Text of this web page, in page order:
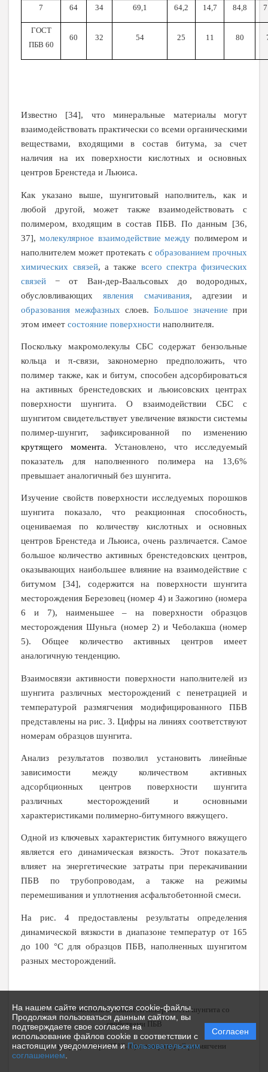
На нашем сайте используются cookie-файлы.
Продолжая пользоваться данным сайтом, вы
подтверждаете свое согласие на
использование файлов cookie в соответствии с
настоящим уведомлением иПользовательским
соглашением
Согласен
7 64 34 69,1 64,2 14,7 84,8
ГОСТ
ПБВ 60
60 32 54 25 11 80
Известно [34], что минеральные материалы могут
взаимодействовать практически со всеми органическими
веществами, входящими в состав битума, за счет
наличия на их поверхности кислотных и основных
центров Бренстеда и Льюиса.
Как указано выше, шунгитовый наполнитель, как и
любой другой, может также взаимодействовать с
полимером, входящим в состав ПБВ. По данным [36,
37],молекулярное взаимодействие между полимером и
наполнителем может протекать с образованием прочных
химических связей, а также всего спектра физических
связей − от Ван-дер-Ваальсовых до водородных,
обусловливающихявления смачивания, адгезии и
образования межфазных слоев. Большое значение при
этом имеет состояние поверхности наполнителя.
Поскольку макромолекулы СБС содержат бензольные
кольца и π-связи, закономерно предположить, что
полимер также, как и битум, способен адсорбироваться
на активных бренстедовских и льюисовских центрах
поверхности шунгита. О взаимодействии СБС с
шунгитом свидетельствует увеличение вязкости системы
полимер-шунгит, зафиксированной по изменению
крутящего момента. Установлено, что исследуемый
показатель для наполненного полимера на 13,6%
превышает аналогичный без шунгита.
Изучение свойств поверхности исследуемых порошков
шунгита показало, что реакционная способность,
оцениваемая по количеству кислотных и основных
центров Бренстеда и Льюиса, очень различается. Самое
большое количество активных бренстедовских центров,
оказывающих наибольшее влияние на взаимодействие с
битумом [34], содержится на поверхности шунгита
месторождения Березовец (номер 4) и Зажогино (номера
6 и 7), наименьшее – на поверхности образцов
месторождения Шуньга (номер 2) и Чеболакша (номер
5). Общее количество активных центров имеет
аналогичную тенденцию.
Взаимосвязи активности поверхности наполнителей из
шунгита различных месторождений с пенетрацией и
температурой размягчения модифицированного ПБВ
представлены на рис. 3. Цифры на линиях соответствуют
номерам образцов шунгита.
Анализ результатов позволил установить линейные
зависимости между количеством активных
адсорбционных центров поверхности шунгита
различных месторождений и основными
характеристиками полимерно-битумного вяжущего.
Одной из ключевых характеристик битумного вяжущего
является его динамическая вязкость. Этот показатель
влияет на энергетические затраты при перекачивании
ПБВ по трубопроводам, а также на режимы
перемешивания и уплотнения асфальтобетонной смеси.
На рис. 4 предоставлены результаты определения
динамической вязкости в диапазоне температур от 165
до 100 °С для образцов ПБВ, наполненных шунгитом
разных месторождений.
Рис. 3. Взаимосвязь активности поверхности шунгита со
свойствами ПБВ
а) пенетрацией при 25°С; б) температурой размягчени